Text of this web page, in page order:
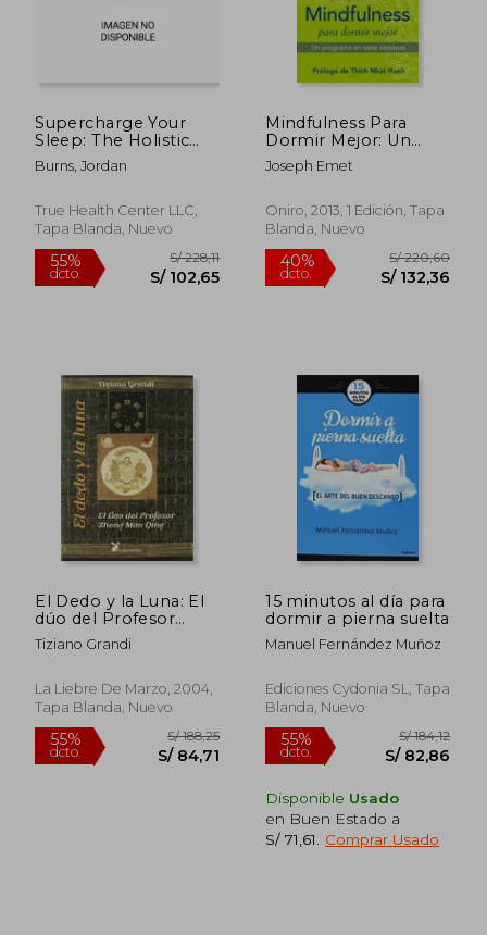
55%
dcto.
S/ 147,76
S/ 66,49
40%
dcto.
Supercharge Your
Sleep: The Holistic
Guide to Improving
Sleep Quality,
Increasing Energy,
Boosting Productivity
Inglés)
Burns, Jordan
True Health Center LLC,
Tapa Blanda, Nuevo
Mindfulness Para
Dormir Mejor: Un
Programa en Siete
Semanas
Joseph Emet
Oniro, 2013, 1 Edición, Tapa
Blanda, Nuevo
El Dedo y la Luna: El
dúo del Profesor
Zheng man Qing
Tiziano Grandi
La Liebre De Marzo, 2004,
Tapa Blanda, Nuevo
15 minutos al día para
dormir a pierna suelta
Manuel Fernández Muñoz
Ediciones Cydonia SL, Tapa
Blanda, Nuevo
Disponible Usado
en Buen Estado a
S/ 71,61
Comprar Usado